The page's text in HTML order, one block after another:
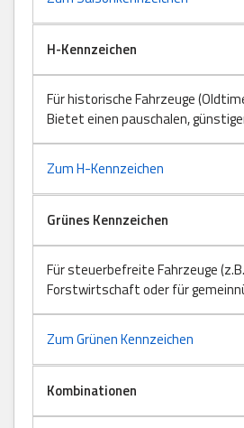
H-Kennzeichen
Für historische Fahrzeuge
Bietet einen pauschalen,
Zum H-Kennzeichen
Grünes Kennzeichen
Für steuerbefreite Fahrzeuge
Forstwirtschaft oder für
Zum Grünen Kennzeichen
Kombinationen